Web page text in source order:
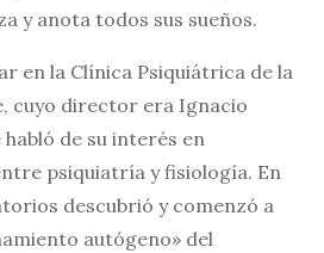
y anota todos sus sueños.
en la Clínica Psiquiátrica de la
cuyo director era Ignacio
de su interés en
psiquiatría y fisiología. En
descubrió y comenzó a
autógeno» del